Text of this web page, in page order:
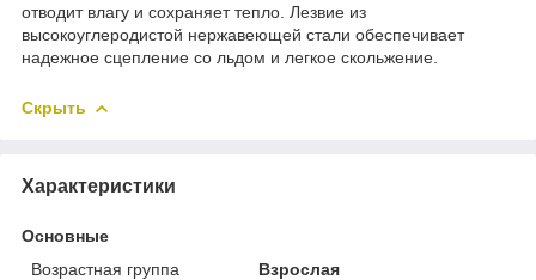
отводит влагу и сохраняет тепло. Лезвие из
высокоуглеродистой нержавеющей стали обеспечивает
надежное сцепление со льдом и легкое скольжение.
Скрыть
Характеристики
Основные
Возрастная группа
Взрослая